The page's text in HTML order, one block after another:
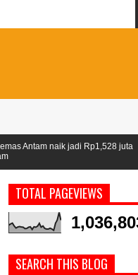
juta
Airlangga:
TOTAL PAGEVIEWS
SEARCH THIS BLOG